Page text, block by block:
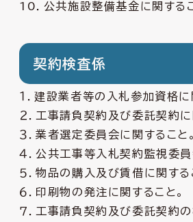
10．公共施設整備基金に関するこ
契約検査係
１．建設業者等の入札参加資格に
２．工事請負契約及び委託契約に
３．業者選定委員会に関すること。
４．公共工事等入札契約監視委員
５．物品の購入及び賃借に関する
６．印刷物の発注に関すること。
７．工事請負契約及び委託契約